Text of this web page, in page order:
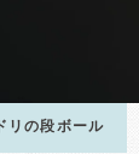
リの段ボール